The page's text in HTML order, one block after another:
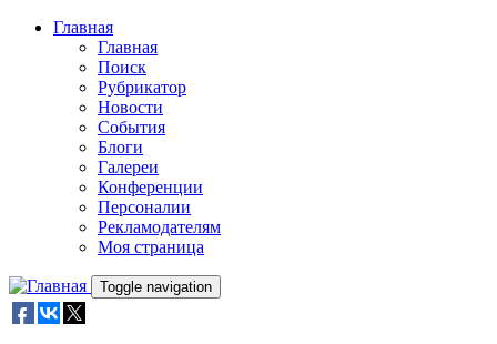
Skip to main content
Главная
Главная
Поиск
Рубрикатор
Новости
События
Блоги
Галереи
Конференции
Персоналии
Рекламодателям
Моя страница
Toggle navigation